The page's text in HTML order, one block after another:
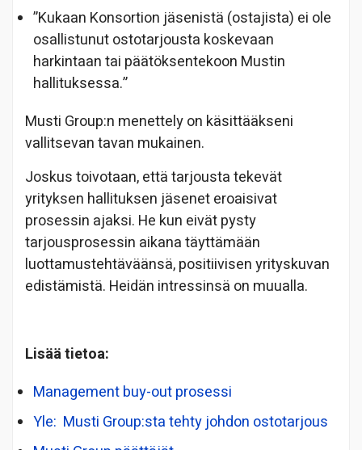
”Kukaan Konsortion jäsenistä (ostajista) ei ole
osallistunut ostotarjousta koskevaan
harkintaan tai päätöksentekoon Mustin
hallituksessa.”
Musti Group:n menettely on käsittääkseni
vallitsevan tavan mukainen.
Joskus toivotaan, että tarjousta tekevät
yrityksen hallituksen jäsenet eroaisivat
prosessin ajaksi. He kun eivät pysty
tarjousprosessin aikana täyttämään
luottamustehtäväänsä, positiivisen yrityskuvan
edistämistä. Heidän intressinsä on muualla.
Lisää tietoa:
Management buy-out prosessi
Yle: Musti Group:sta tehty johdon ostotarjous